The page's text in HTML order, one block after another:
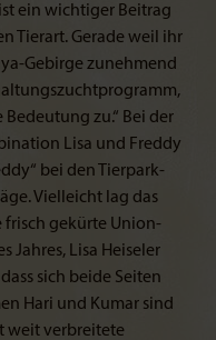
ein wichtiger Beitrag
Tierart. Gerade weil ihr
Gebirge zunehmend
zu.“ Bei der
Lisa und Freddy
bei den Tierpark-
Vielleicht lag das
frisch gekürte Union-
Jahres, Lisa Heiseler
sich beide Seiten
Hari und Kumar sind
weit verbreitete